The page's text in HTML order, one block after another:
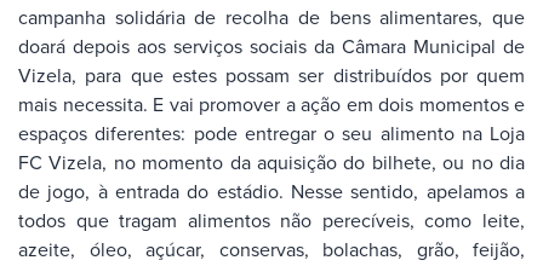
campanha solidária de recolha de bens alimentares, que
doará depois aos serviços sociais da Câmara Municipal de
Vizela, para que estes possam ser distribuídos por quem
mais necessita. E vai promover a ação em dois momentos e
espaços diferentes: pode entregar o seu alimento na Loja
FC Vizela, no momento da aquisição do bilhete, ou no dia
de jogo, à entrada do estádio. Nesse sentido, apelamos a
todos que tragam alimentos não perecíveis, como leite,
azeite, óleo, açúcar, conservas, bolachas, grão, feijão,